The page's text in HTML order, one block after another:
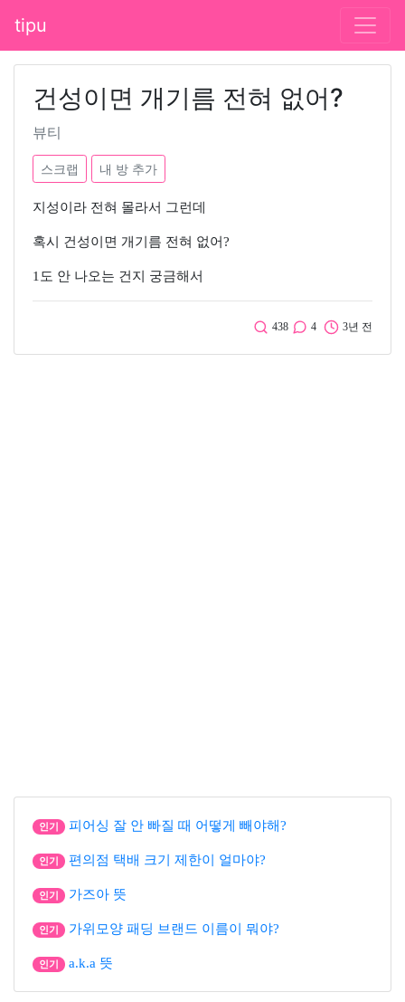
tipu
건성이면 개기름 전혀 없어?
뷰티
스크랩 내 방 추가
지성이라 전혀 몰라서 그런데
혹시 건성이면 개기름 전혀 없어?
1도 안 나오는 건지 궁금해서
438 4 3년 전
인기 피어싱 잘 안 빠질 때 어떻게 빼야해?
인기 편의점 택배 크기 제한이 얼마야?
인기 가즈아 뜻
인기 가위모양 패딩 브랜드 이름이 뭐야?
인기 a.k.a 뜻